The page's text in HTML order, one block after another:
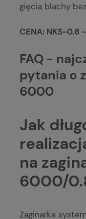
gięcia blachy
CENA: NKS-0.8
FAQ -
pytania o
6000
Jak
na
6000/
Zaginarka